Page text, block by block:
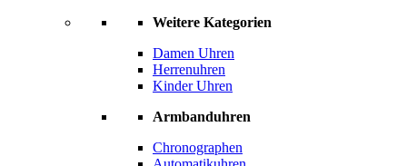
Weitere Kategorien
Damen Uhren
Herrenuhren
Kinder Uhren
Armbanduhren
Chronographen